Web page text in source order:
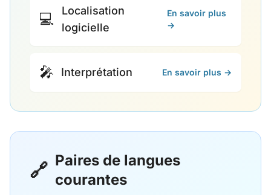
💻
Localisation
logicielle
En savoir plus
→
🎤 Interprétation En savoir plus →
🔗 Paires de langues
courantes